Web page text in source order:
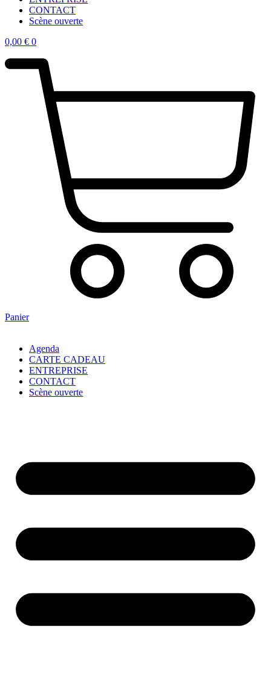
CONTACT
Scène ouverte
0,00 € 0
Panier
Agenda
CARTE CADEAU
ENTREPRISE
CONTACT
Scène ouverte